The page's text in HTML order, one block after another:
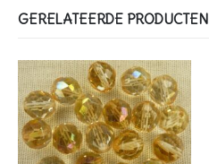
GERELATEERDE PRODUCTEN